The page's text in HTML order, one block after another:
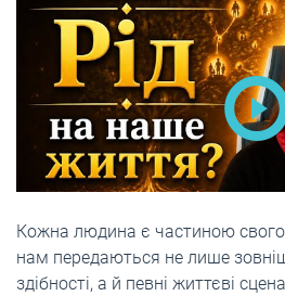
Кожна людина є частиною свого
нам передаються не лише
здібності, а й певні життєві